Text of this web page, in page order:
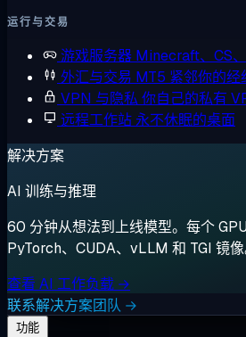
运行与交易
游戏服务器 Minecraft、CS
外汇与交易 MT5 紧邻你的经
VPN 与隐私 你自己的私有
远程工作站 永不休眠的桌面
解决方案
AI 训练与推理
60 分钟从想法到上线模型。每个
PyTorch、CUDA、vLLM 和 TGI 镜像
查看 AI 工作负载 →
联系解决方案团队 →